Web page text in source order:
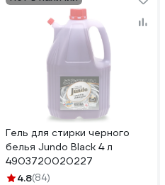
Гель для стирки черного
белья Jundo Black 4 л
4903720020227
4.8(84)